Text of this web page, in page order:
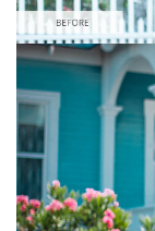
Free Affinity
Premium